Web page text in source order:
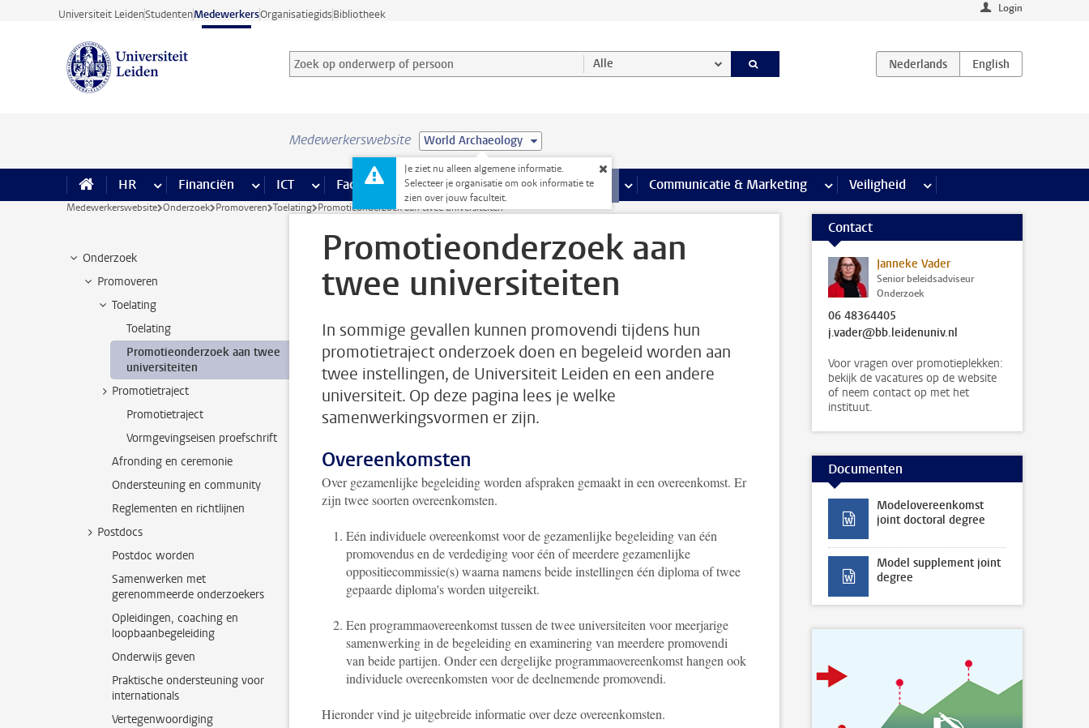
Ga direct naar de inhoud
Universiteit LeidenStudentenMedewerkersOrganisatiegidsBibliotheek Login
Zoek op onderwerp of persoon en selecteer categorie
Zoekterm Alle
Medewerkerswebsite World Archaeology
Je ziet nu alleen algemene informatie.
Selecteer je organisatie om ook informatie te
zien over jouw faculteit.
HR meer HR pagina’s
Financiën meer Financiën pagina’s
ICT meer ICT pagina’s
Faciliteiten meer Faciliteiten pagina’s
Onderwijs meer Onderwijs pagina’s
Onderzoek meer Onderzoek pagina’s
Communicatie & Marketing meer Communicatie & Marketing pagina’s
Veiligheid meer Veiligheid pagina’s
Medewerkerswebsite Onderzoek Promoveren Toelating Promotieonderzoek aan twee universiteiten
Onderzoek
Promoveren
Toelating
Toelating
Promotieonderzoek aan twee
universiteiten
Promotietraject
Promotietraject
Vormgevingseisen proefschrift
Afronding en ceremonie
Ondersteuning en community
Reglementen en richtlijnen
Postdocs
Postdoc worden
Samenwerken met
gerenommeerde onderzoekers
Opleidingen, coaching en
loopbaanbegeleiding
Onderwijs geven
Praktische ondersteuning voor
internationals
Vertegenwoordiging
Promotieonderzoek aan
twee universiteiten
In sommige gevallen kunnen promovendi tijdens hun
promotietraject onderzoek doen en begeleid worden aan
twee instellingen, de Universiteit Leiden en een andere
universiteit. Op deze pagina lees je welke
samenwerkingsvormen er zijn.
Overeenkomsten
Over gezamenlijke begeleiding worden afspraken gemaakt in een overeenkomst. Er
zijn twee soorten overeenkomsten.
Eén individuele overeenkomst voor de gezamenlijke begeleiding van één
promovendus en de verdediging voor één of meerdere gezamenlijke
oppositiecommissie(s) waarna namens beide instellingen één diploma of twee
gepaarde diploma's worden uitgereikt.
Een programmaovereenkomst tussen de twee universiteiten voor meerjarige
samenwerking in de begeleiding en examinering van meerdere promovendi
van beide partijen. Onder een dergelijke programmaovereenkomst hangen ook
individuele overeenkomsten voor de deelnemende promovendi.
Hieronder vind je uitgebreide informatie over deze overeenkomsten.
Contact
Janneke Vader
Senior beleidsadviseur
Onderzoek
06 48364405
j.vader@bb.leidenuniv.nl
Voor vragen over promotieplekken:
bekijk de vacatures op de website
of neem contact op met het
instituut.
Documenten
Modelovereenkomst
joint doctoral degree
Model supplement joint
degree